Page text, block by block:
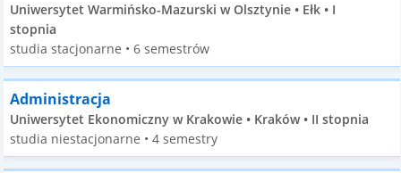
Uniwersytet Warmińsko-Mazurski w Olsztynie • Ełk • I
stopnia
studia stacjonarne • 6 semestrów
Administracja
Uniwersytet Ekonomiczny w Krakowie • Kraków • II stopnia
studia niestacjonarne • 4 semestry